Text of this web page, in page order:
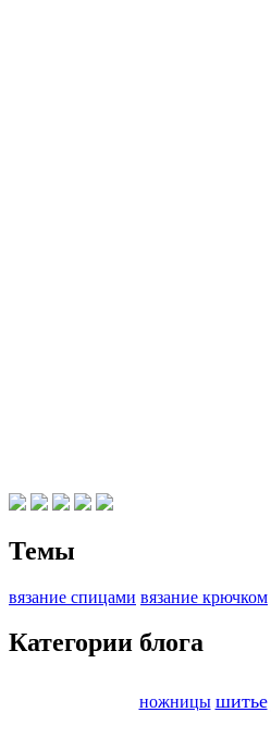
Темы
вязание спицами вязание крючком
Категории блога
ножницы шитье